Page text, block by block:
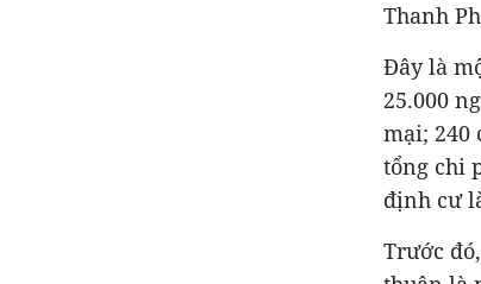
Thanh
Đây là
25.000
mại; 240
tổng chi
định cư
Trước